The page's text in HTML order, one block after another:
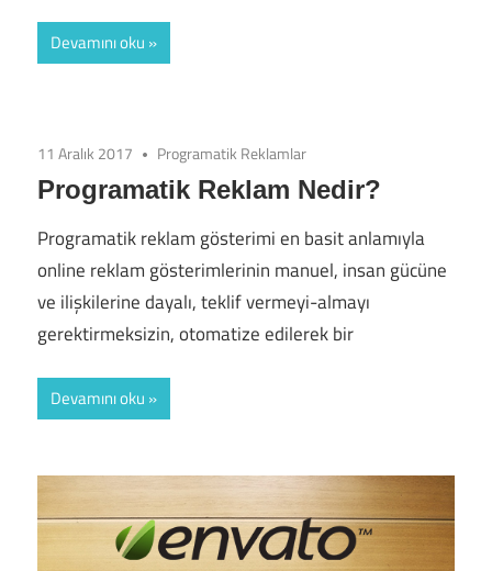
Devamını oku
11 Aralık 2017 Programatik Reklamlar
Programatik Reklam Nedir?
Programatik reklam gösterimi en basit anlamıyla
online reklam gösterimlerinin manuel, insan gücüne
ve ilişkilerine dayalı, teklif vermeyi-almayı
gerektirmeksizin, otomatize edilerek bir
Devamını oku